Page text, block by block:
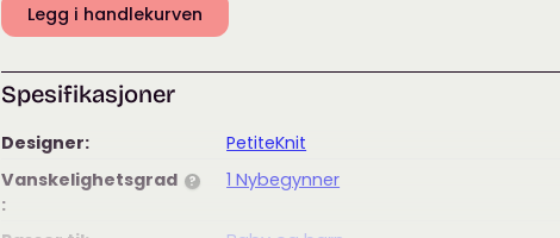
Legg i handlekurven
Spesifikasjoner
Designer:
PetiteKnit
Vanskelighetsgrad ?
:
1 Nybegynner